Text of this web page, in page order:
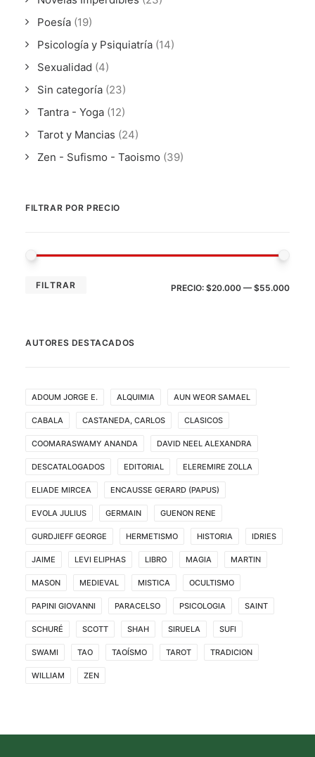
Poesía (19)
Psicología y Psiquiatría (14)
Sexualidad (4)
Sin categoría (23)
Tantra - Yoga (12)
Tarot y Mancias (24)
Zen - Sufismo - Taoismo (39)
FILTRAR POR PRECIO
FILTRAR PRECIO: $20.000 — $55.000
AUTORES DESTACADOS
ADOUM JORGE E. ALQUIMIA AUN WEOR SAMAEL
CABALA CASTANEDA, CARLOS CLASICOS
COOMARASWAMY ANANDA DAVID NEEL ALEXANDRA
DESCATALOGADOS EDITORIAL ELEREMIRE ZOLLA
ELIADE MIRCEA ENCAUSSE GERARD (PAPUS)
EVOLA JULIUS GERMAIN GUENON RENE
GURDJIEFF GEORGE HERMETISMO HISTORIA IDRIES
JAIME LEVI ELIPHAS LIBRO MAGIA MARTIN
MASON MEDIEVAL MISTICA OCULTISMO
PAPINI GIOVANNI PARACELSO PSICOLOGIA SAINT
SCHURÉ SCOTT SHAH SIRUELA SUFI
SWAMI TAO TAOÍSMO TAROT TRADICION
WILLIAM ZEN